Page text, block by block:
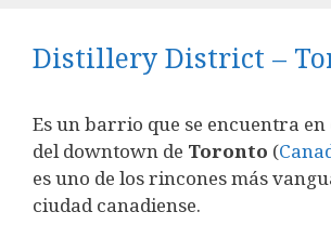
Distillery District –
Es un barrio que se encuentra
del downtown de Toronto (
es uno de los rincones más
ciudad canadiense.